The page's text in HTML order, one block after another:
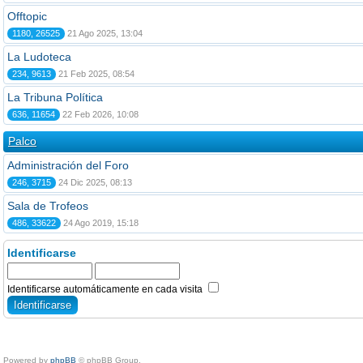
Offtopic
1180, 26525 21 Ago 2025, 13:04
La Ludoteca
234, 9613 21 Feb 2025, 08:54
La Tribuna Política
636, 11654 22 Feb 2026, 10:08
Palco
Administración del Foro
246, 3715 24 Dic 2025, 08:13
Sala de Trofeos
486, 33622 24 Ago 2019, 15:18
Identificarse
Identificarse automáticamente en cada visita
Powered by phpBB © phpBB Group.